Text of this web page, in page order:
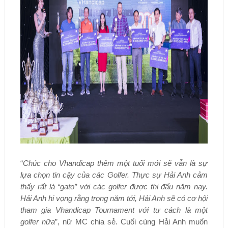
“Chúc cho Vhandicap thêm một tuổi mới sẽ vẫn là sự
lựa chọn tin cậy của các Golfer. Thực sự Hải Anh cảm
thấy rất là “gato” với các golfer được thi đấu năm nay.
Hải Anh hi vọng rằng trong năm tới, Hải Anh sẽ có cơ hội
tham gia Vhandicap Tournament với tư cách là một
golfer nữa”, nữ MC chia sẻ. Cuối cùng Hải Anh muốn